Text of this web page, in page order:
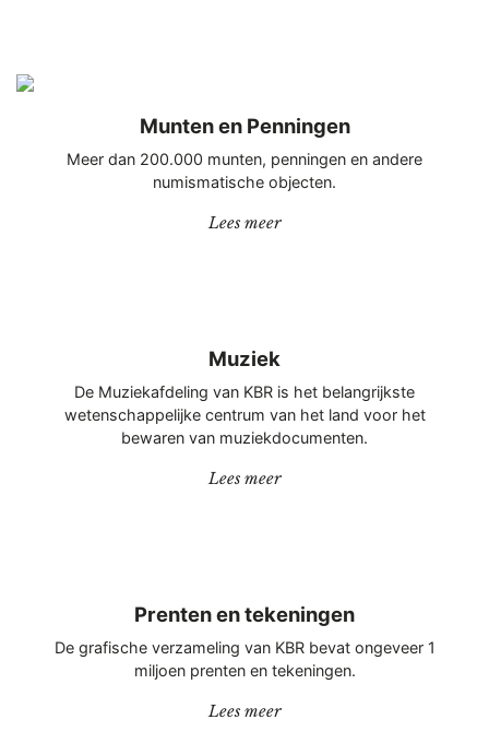
Munten en Penningen
Meer dan 200.000 munten, penningen en andere
numismatische objecten.
Lees meer“Munten en Penningen”
Muziek
De Muziekafdeling van KBR is het belangrijkste
wetenschappelijke centrum van het land voor het
bewaren van muziekdocumenten.
Lees meer“Muziek”
Prenten en tekeningen
De grafische verzameling van KBR bevat ongeveer 1
miljoen prenten en tekeningen.
Lees meer“Prenten en tekeningen”